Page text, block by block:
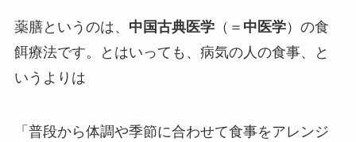
薬膳というのは、 中国古典医学（＝ 中医学）の食
餌療法です。とはいっても、病気の人の食事、と
いうよりは
「普段から体調や季節に合わせて食事をアレンジ